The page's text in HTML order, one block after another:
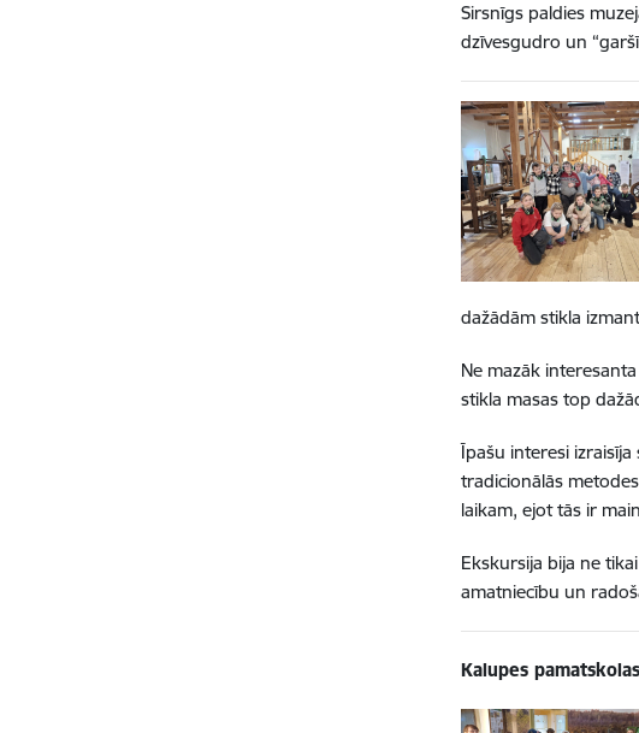
Sirsnīgs paldies
dzīvesgudro un
dažādām stikla
Ne mazāk
stikla masas top
Īpašu interesi
tradicionālās
laikam, ejot tās ir
Ekskursija bija ne
amatniecību un
Kalupes